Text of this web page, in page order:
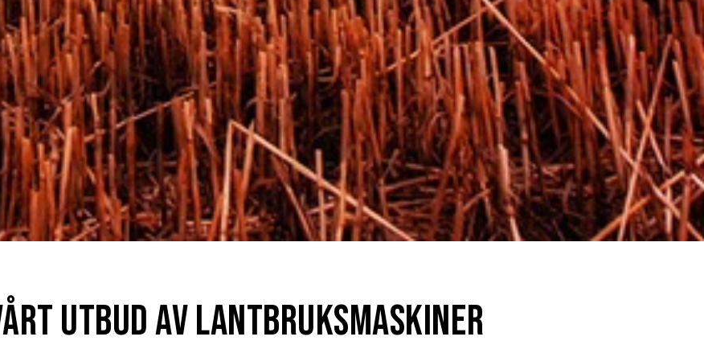
utbud av lantbruksmaskiner